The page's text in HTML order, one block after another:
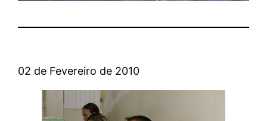
02 de Fevereiro de 2010